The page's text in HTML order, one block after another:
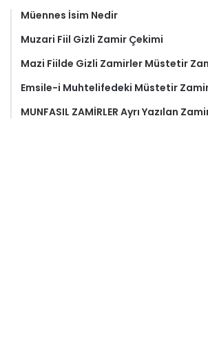
Müennes İsim Nedir
Muzari Fiil Gizli Zamir Çekimi
Mazi Fiilde Gizli Zamirler Müstetir
Emsile-i Muhtelifedeki Müstetir
MUNFASIL ZAMİRLER Ayrı Yazılan